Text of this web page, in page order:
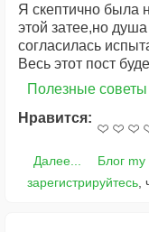
Я скептично была
этой затее,но
согласилась
Весь этот пост
Полезные советы
Нравится:
Далее... Блог my
зарегистрируйтесь